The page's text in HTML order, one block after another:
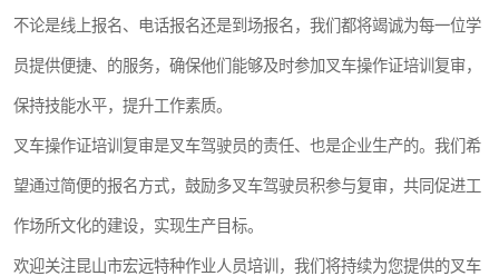
不论是线上报名、电话报名还是到场报名，我们都将竭诚为每一位学
员提供便捷、的服务，确保他们能够及时参加叉车操作证培训复审，
保持技能水平，提升工作素质。
叉车操作证培训复审是叉车驾驶员的责任、也是企业生产的。我们希
望通过简便的报名方式，鼓励多叉车驾驶员积参与复审，共同促进工
作场所文化的建设，实现生产目标。
欢迎关注昆山市宏远特种作业人员培训，我们将持续为您提供的叉车